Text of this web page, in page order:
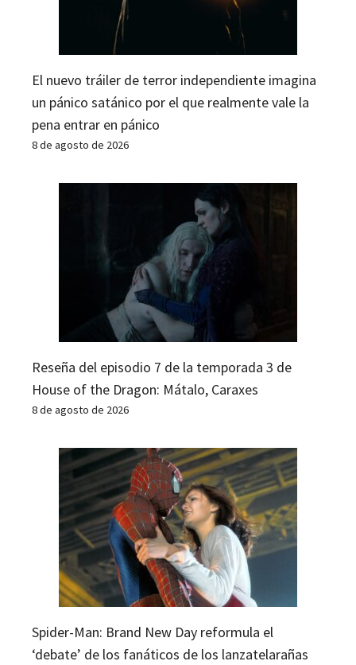
El nuevo tráiler de terror independiente imagina
un pánico satánico por el que realmente vale la
pena entrar en pánico
8 de agosto de 2026
Reseña del episodio 7 de la temporada 3 de
House of the Dragon: Mátalo, Caraxes
8 de agosto de 2026
Spider-Man: Brand New Day reformula el
‘debate’ de los fanáticos de los lanzatelarañas